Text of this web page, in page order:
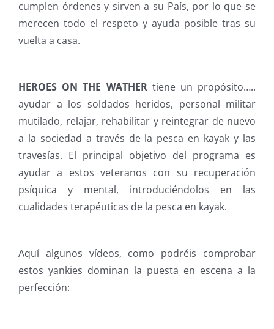
cumplen órdenes y sirven a su País, por lo que se
merecen todo el respeto y ayuda posible tras su
vuelta a casa.
HEROES ON THE WATHERtiene un propósito…..
ayudar a los soldados heridos, personal militar
mutilado, relajar, rehabilitar y reintegrar de nuevo
a la sociedad a través de la pesca en kayak y las
travesías. El principal objetivo del programa es
ayudar a estos veteranos con su recuperación
psíquica y mental, introduciéndolos en las
cualidades terapéuticas de la pesca en kayak.
Aquí algunos vídeos, como podréis comprobar
estos yankies dominan la puesta en escena a la
perfección: